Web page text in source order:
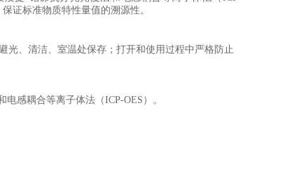
证标准物质特性量值的溯源性。
避光、清洁、室温处保存；打开和使用过程中严格防止
电感耦合等离子体法（ICP-OES ）。